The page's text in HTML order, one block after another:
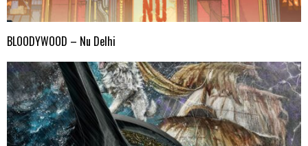
BLOODYWOOD – Nu Delhi